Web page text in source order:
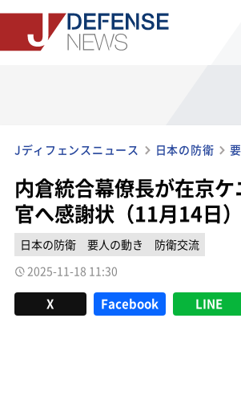
Jディフェンスニュース 日本の防衛
内倉統合幕僚長が在京
官へ感謝状（11月14日）
日本の防衛 要人の動き
防衛交流
2025-11-18 11:30
X Facebook LINE